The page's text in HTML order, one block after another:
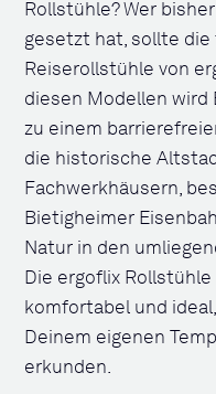
Rollstühle? Wer
gesetzt hat, sollte
Reiserollstühle von
diesen Modellen wird
zu einem
die historische
Fachwerkhäusern,
Bietigheimer
Natur in den
Die ergoflix
komfortabel und
Deinem eigenen
erkunden.